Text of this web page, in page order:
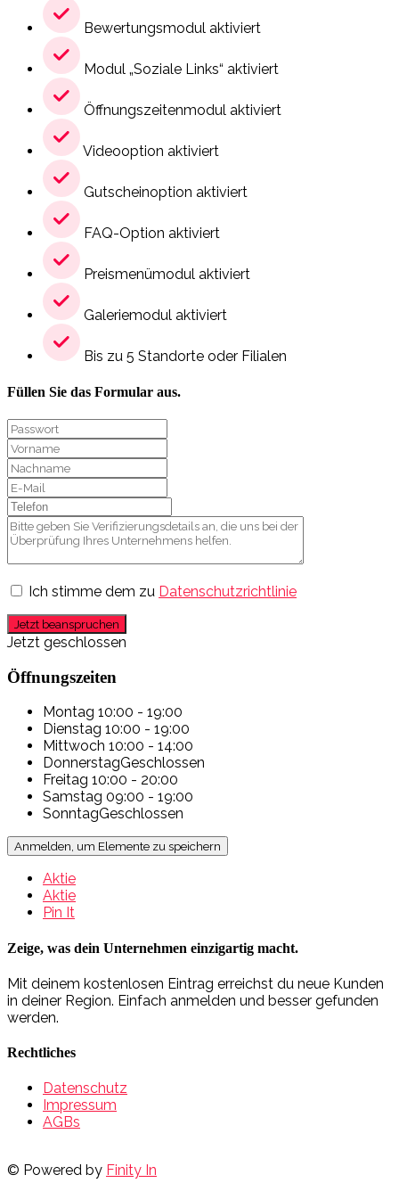
Bewertungsmodul aktiviert
Modul „Soziale Links“ aktiviert
Öffnungszeitenmodul aktiviert
Videooption aktiviert
Gutscheinoption aktiviert
FAQ-Option aktiviert
Preismenümodul aktiviert
Galeriemodul aktiviert
Bis zu 5 Standorte oder Filialen
Füllen Sie das Formular aus.
Ich stimme dem zu Datenschutzrichtlinie
Jetzt beanspruchen
Jetzt geschlossen
Öffnungszeiten
Montag 10:00 - 19:00
Dienstag 10:00 - 19:00
Mittwoch 10:00 - 14:00
DonnerstagGeschlossen
Freitag 10:00 - 20:00
Samstag 09:00 - 19:00
SonntagGeschlossen
Anmelden, um Elemente zu speichern
Aktie
Aktie
Pin It
Zeige, was dein Unternehmen einzigartig macht.
Mit deinem kostenlosen Eintrag erreichst du neue Kunden
in deiner Region. Einfach anmelden und besser gefunden
werden.
Rechtliches
Datenschutz
Impressum
AGBs
© Powered by Finity In